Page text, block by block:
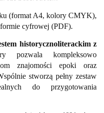
(format A4, kolory CMYK),
cyfrowej (PDF).
historycznoliterackim z
pozwala kompleksowo
znajomości epoki oraz
stworzą pełny zestaw
do przygotowania